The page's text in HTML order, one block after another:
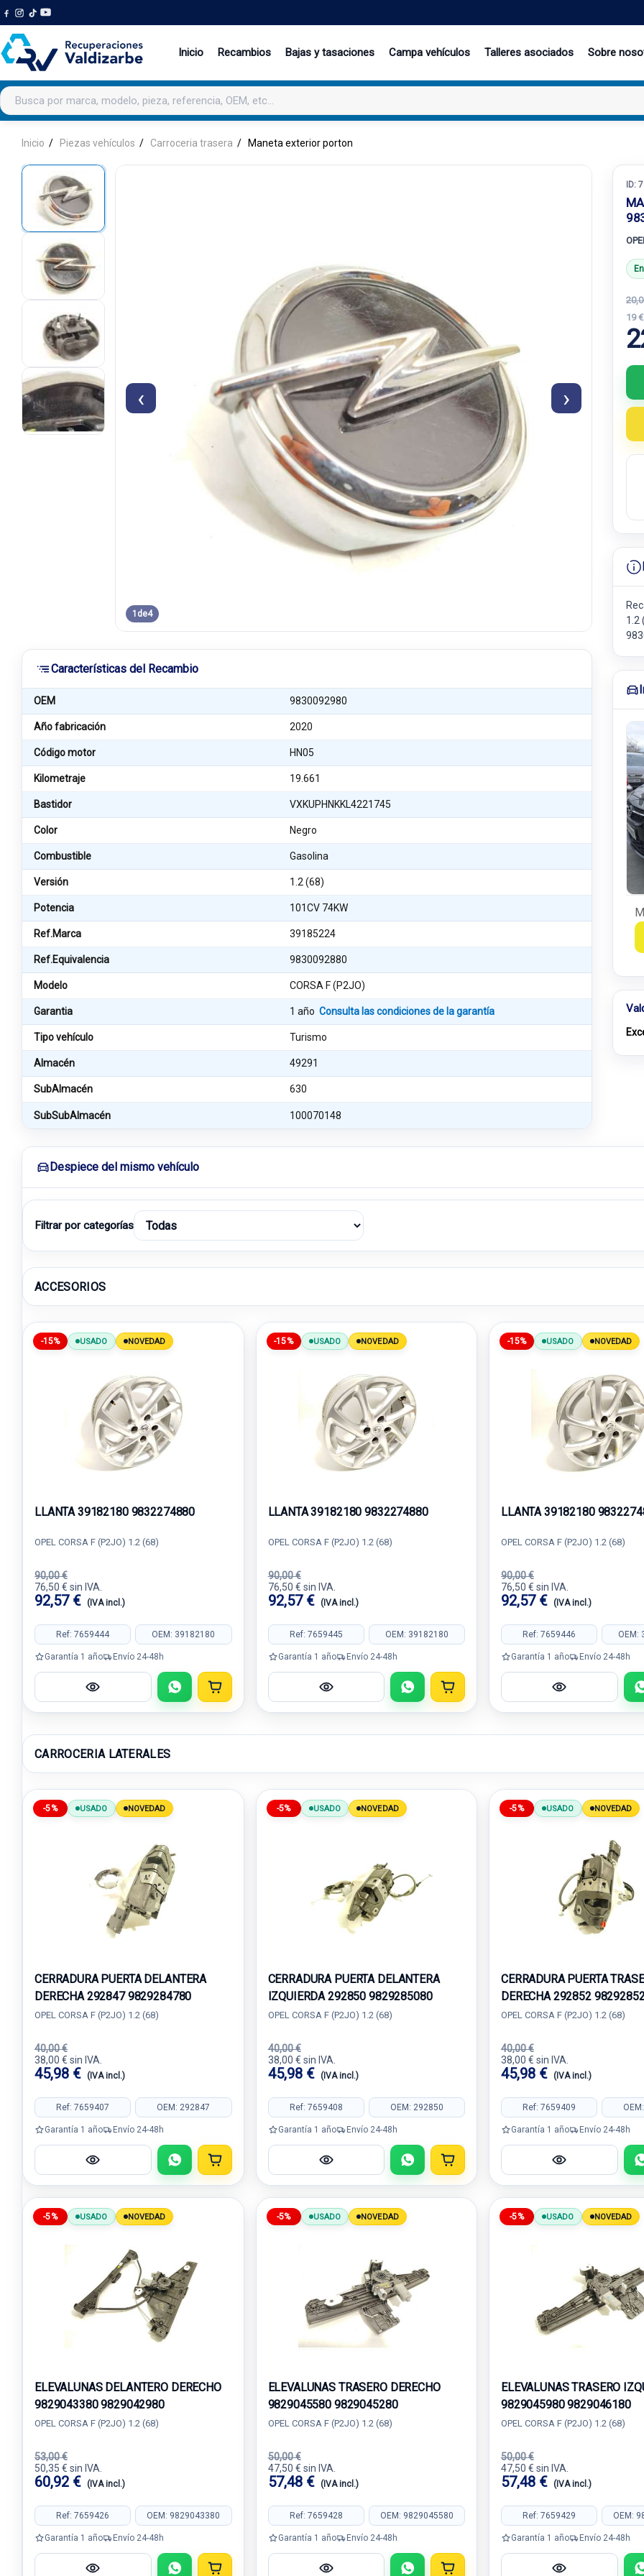
Inicio Recambios Bajas y tasaciones Campa vehículos Talleres asociados Sobre
Buscar productos
Inicio Piezas vehículos Carroceria trasera Maneta exterior porton
‹ ›
1 de4
Características del Recambio
OEM 9830092980
Año fabricación 2020
Código motor HN05
Kilometraje 19.661
Bastidor VXKUPHNKKL4221745
Color Negro
Combustible Gasolina
Versión 1.2 (68)
Potencia 101CV 74KW
Ref.Marca 39185224
Ref.Equivalencia 9830092880
Modelo CORSA F (P2JO)
Garantia 1 añoConsulta las condiciones de la garantía
Tipo vehículo Turismo
Almacén 49291
SubAlmacén 630
SubSubAlmacén 100070148
ID:
19
1.2
Despiece del mismo vehículo
Filtrar por categorías
ACCESORIOS
-15% USADO NOVEDAD
LLANTA 39182180 9832274880
OPEL CORSA F (P2JO) 1.2 (68)
90,00 €
76,50 € sin IVA.
92,57 € (IVA incl.)
Ref: 7659444 OEM: 39182180
Garantía 1 año Envío 24-48h
-15% USADO NOVEDAD
LLANTA 39182180 9832274880
OPEL CORSA F (P2JO) 1.2 (68)
90,00 €
76,50 € sin IVA.
92,57 € (IVA incl.)
Ref: 7659445 OEM: 39182180
Garantía 1 año Envío 24-48h
-15% USADO NOVEDAD
LLANTA 39182180
OPEL CORSA F (P2JO) 1.2 (68)
90,00 €
76,50 € sin IVA.
92,57 € (IVA incl.)
Ref: 7659446 OEM:
Garantía 1 año Envío 24-48h
CARROCERIA LATERALES
-5% USADO NOVEDAD
CERRADURA PUERTA DELANTERA
DERECHA 292847 9829284780
OPEL CORSA F (P2JO) 1.2 (68)
40,00 €
38,00 € sin IVA.
45,98 € (IVA incl.)
Ref: 7659407 OEM: 292847
Garantía 1 año Envío 24-48h
-5% USADO NOVEDAD
CERRADURA PUERTA DELANTERA
IZQUIERDA 292850 9829285080
OPEL CORSA F (P2JO) 1.2 (68)
40,00 €
38,00 € sin IVA.
45,98 € (IVA incl.)
Ref: 7659408 OEM: 292850
Garantía 1 año Envío 24-48h
-5% USADO NOVEDAD
CERRADURA PUERTA
DERECHA 292852
OPEL CORSA F (P2JO) 1.2 (68)
40,00 €
38,00 € sin IVA.
45,98 € (IVA incl.)
Ref: 7659409
Garantía 1 año Envío 24-48h
-5% USADO NOVEDAD
ELEVALUNAS DELANTERO DERECHO
9829043380 9829042980
OPEL CORSA F (P2JO) 1.2 (68)
53,00 €
50,35 € sin IVA.
60,92 € (IVA incl.)
Ref: 7659426 OEM: 9829043380
Garantía 1 año Envío 24-48h
-5% USADO NOVEDAD
ELEVALUNAS TRASERO DERECHO
9829045580 9829045280
OPEL CORSA F (P2JO) 1.2 (68)
50,00 €
47,50 € sin IVA.
57,48 € (IVA incl.)
Ref: 7659428 OEM: 9829045580
Garantía 1 año Envío 24-48h
-5% USADO NOVEDAD
ELEVALUNAS TRASERO
9829045980 9829046180
OPEL CORSA F (P2JO) 1.2 (68)
50,00 €
47,50 € sin IVA.
57,48 € (IVA incl.)
Ref: 7659429 OEM:
Garantía 1 año Envío 24-48h